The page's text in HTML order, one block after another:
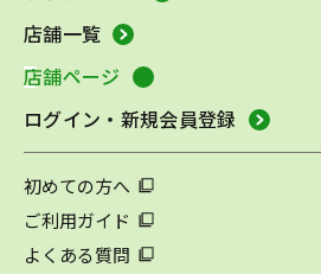
店舗一覧
店舗ページ
ログイン・新規会員登録
初めての方へ
ご利用ガイド
よくある質問